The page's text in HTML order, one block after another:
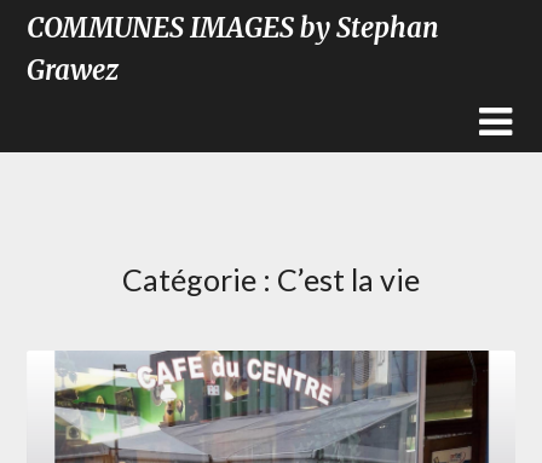
COMMUNES IMAGES by Stephan
Grawez
Catégorie : C’est la vie